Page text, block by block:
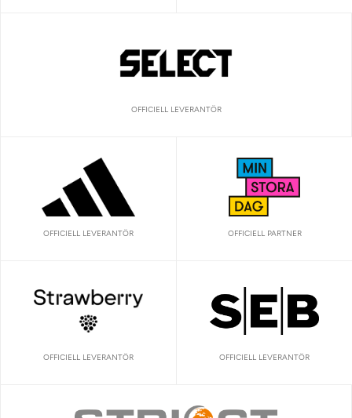
OFFICIELL LEVERANTÖR
OFFICIELL LEVERANTÖR OFFICIELL PARTNER
OFFICIELL LEVERANTÖR OFFICIELL LEVERANTÖR